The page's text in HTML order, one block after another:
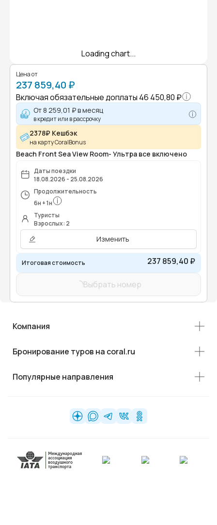
Loading chart...
Цена от
237 859,40 ₽
Включая обязательные доплаты 46 450,80 ₽
От 8 259,01 ₽в месяц
в кредит или в рассрочку
2378₽ Кешбэк
на карту CoralBonus
Beach Front Sea View Room- Ультра все включено
Даты поездки
18.08.2026 - 25.08.2026
Продолжительность
6н +1н
Туристы
Взрослых: 2
Изменить
Итоговая стоимость 237 859,40 ₽
Выбрать номер
Компания
Бронирование туров на coral.ru
Популярные направления